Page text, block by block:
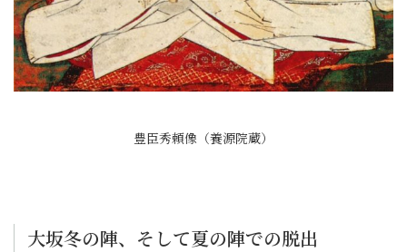
豊臣秀頼像（養源院蔵）
大坂冬の陣、そして夏の陣での脱出